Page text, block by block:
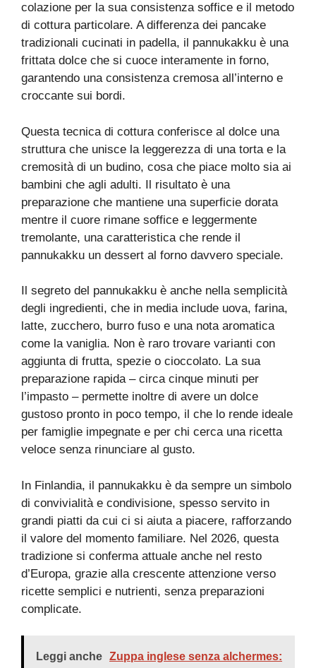
colazione per la sua consistenza soffice e il metodo
di cottura particolare. A differenza dei pancake
tradizionali cucinati in padella, il pannukakku è una
frittata dolce che si cuoce interamente in forno,
garantendo una consistenza cremosa all’interno e
croccante sui bordi.
Questa tecnica di cottura conferisce al dolce una
struttura che unisce la leggerezza di una torta e la
cremosità di un budino, cosa che piace molto sia ai
bambini che agli adulti. Il risultato è una
preparazione che mantiene una superficie dorata
mentre il cuore rimane soffice e leggermente
tremolante, una caratteristica che rende il
pannukakku un dessert al forno davvero speciale.
Il segreto del pannukakku è anche nella semplicità
degli ingredienti, che in media include uova, farina,
latte, zucchero, burro fuso e una nota aromatica
come la vaniglia. Non è raro trovare varianti con
aggiunta di frutta, spezie o cioccolato. La sua
preparazione rapida – circa cinque minuti per
l’impasto – permette inoltre di avere un dolce
gustoso pronto in poco tempo, il che lo rende ideale
per famiglie impegnate e per chi cerca una ricetta
veloce senza rinunciare al gusto.
In Finlandia, il pannukakku è da sempre un simbolo
di convivialità e condivisione, spesso servito in
grandi piatti da cui ci si aiuta a piacere, rafforzando
il valore del momento familiare. Nel 2026, questa
tradizione si conferma attuale anche nel resto
d’Europa, grazie alla crescente attenzione verso
ricette semplici e nutrienti, senza preparazioni
complicate.
Leggi anche Zuppa inglese senza alchermes: